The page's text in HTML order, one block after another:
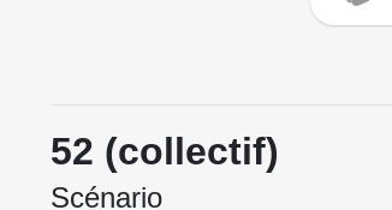
52 (collectif)
Scénario